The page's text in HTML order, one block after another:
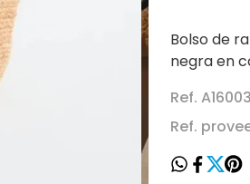
Bolso de
negra en
Ref. A16003
Ref.